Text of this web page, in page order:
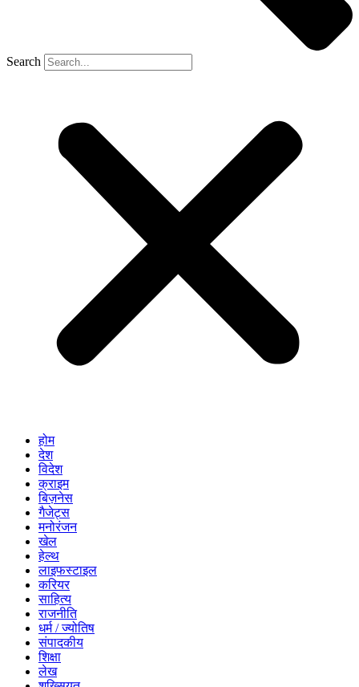
Search
होम
देश
विदेश
क्राइम
बिज़नेस
गैजेट्स
मनोरंजन
खेल
हेल्थ
लाइफस्टाइल
करियर
साहित्य
राजनीति
धर्म / ज्योतिष
संपादकीय
शिक्षा
लेख